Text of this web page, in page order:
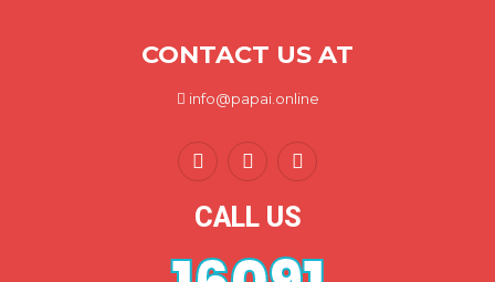
CONTACT US AT
info@papai.online
CALL US